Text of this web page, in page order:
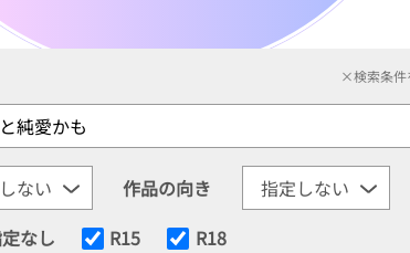
×検索条件
作品の向き
なし R15 R18